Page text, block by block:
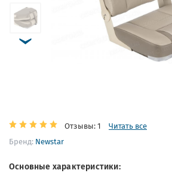
Отзывы: 1 Читать все
Бренд: Newstar
Основные характеристики: